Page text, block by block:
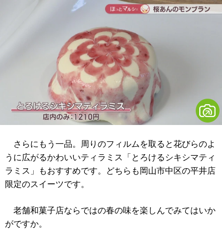
さらにもう一品。周りのフィルムを取ると花びらのよ
うに広がるかわいいティラミス「とろけるシキシマティ
ラミス」もおすすめです。どちらも岡山市中区の平井店
限定のスイーツです。
老舗和菓子店ならではの春の味を楽しんでみてはいか
がですか。